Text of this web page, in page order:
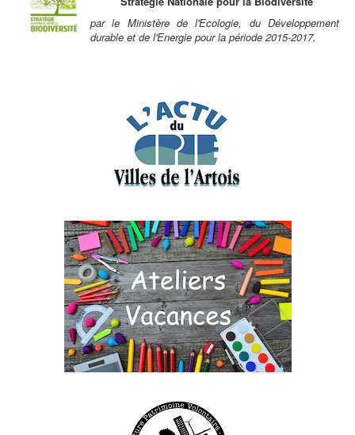
par le Ministère de l'Ecologie, du Développement
durable et de l'Energie pour la période 2015-2017.